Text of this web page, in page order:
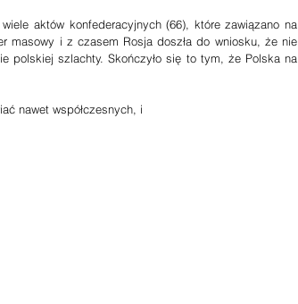
masowy i z czasem Rosja doszła do wniosku, że nie
polskiej szlachty. Skończyło się to tym, że Polska na
nawet współczesnych, i